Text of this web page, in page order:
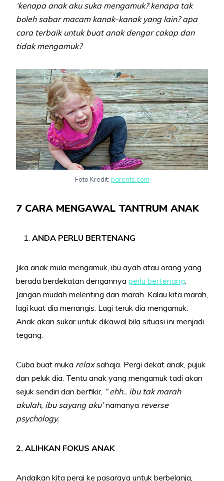
‘kenapa anak aku suka mengamuk? kenapa tak
boleh sabar macam kanak-kanak yang lain? apa
cara terbaik untuk buat anak dengar cakap dan
tidak mengamuk?
Foto Kredit: parents.com
7 CARA MENGAWAL TANTRUM ANAK
ANDA PERLU BERTENANG
Jika anak mula mengamuk, ibu ayah atau orang yang
berada berdekatan dengannya perlu bertenang.
Jangan mudah melenting dan marah. Kalau kita marah,
lagi kuat dia menangis. Lagi teruk dia mengamuk.
Anak akan sukar untuk dikawal bila situasi ini menjadi
tegang.
Cuba buat muka relaxsahaja. Pergi dekat anak, pujuk
dan peluk dia. Tentu anak yang mengamuk tadi akan
sejuk sendiri dan berfikir, “ ehh.. ibu tak marah
akulah, ibu sayang aku’namanya reverse
psychology.
2. ALIHKAN FOKUS ANAK
Andaikan kita pergi ke pasaraya untuk berbelanja,